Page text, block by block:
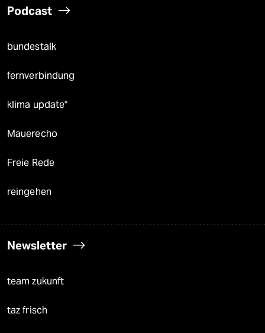
Podcast
bundestalk
fernverbindung
klima update°
Mauerecho
Freie Rede
reingehen
Newsletter
team zukunft
taz frisch